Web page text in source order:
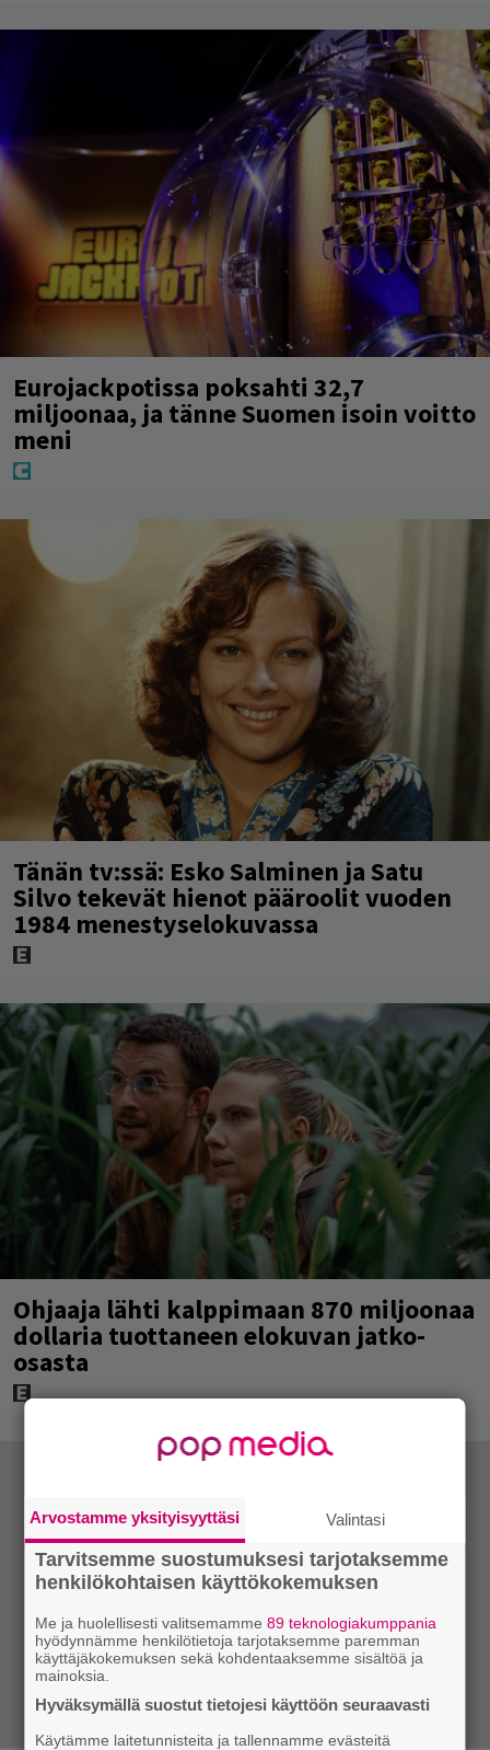
Eurojackpotissa poksahti 32,7
miljoonaa, ja tänne Suomen isoin voitto
meni
Tänän tv:ssä: Esko Salminen ja Satu
Silvo tekevät hienot pääroolit vuoden
1984 menestyselokuvassa
Ohjaaja lähti kalppimaan 870 miljoonaa
dollaria tuottaneen elokuvan jatko-
osasta
Arvostamme yksityisyyttäsi Valintasi
Tarvitsemme suostumuksesi tarjotaksemme
henkilökohtaisen käyttökokemuksen
Me ja huolellisesti valitsemamme89 teknologiakumppania
hyödynnämme henkilötietoja tarjotaksemme paremman
käyttäjäkokemuksen sekä kohdentaaksemme sisältöä ja
mainoksia.
Hyväksymällä suostut tietojesi käyttöön seuraavasti
Käytämme laitetunnisteita ja tallennamme evästeitä